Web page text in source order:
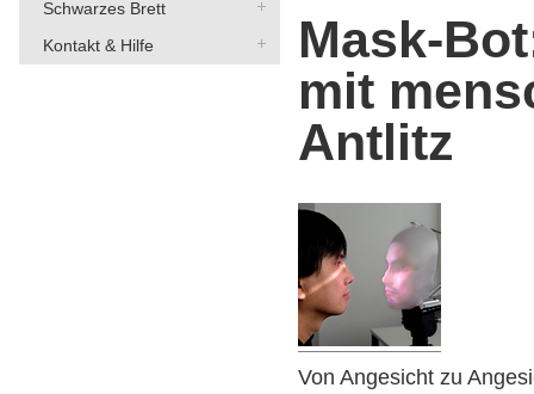
Schwarzes Brett
Kontakt & Hilfe
Mask-
mit
Antlitz
Von Angesicht zu